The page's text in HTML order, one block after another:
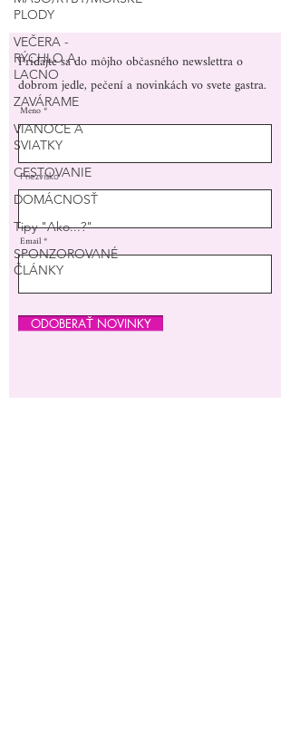
PLODY
VEČERA -
RÝCHLO A
LACNO
ZAVÁRAME
VIANOCE A
SVIATKY
CESTOVANIE
DOMÁCNOSŤ
Tipy "Ako...?"
SPONZOROVANÉ
ČLÁNKY
Pridajte sa do môjho občasného newslettra o
dobrom jedle, pečení a novinkách vo svete gastra.
Meno
Priezvisko
Email
ODOBERAŤ NOVINKY